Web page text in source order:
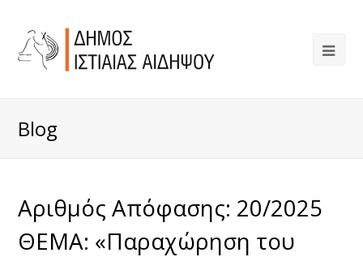
Blog
Αριθμός Απόφασης: 20/2025
ΘΕΜΑ: «Παραχώρηση του